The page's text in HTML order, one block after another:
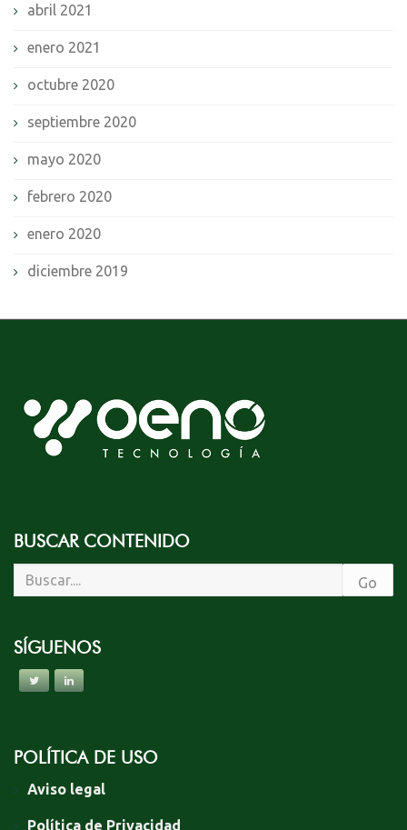
abril 2021
enero 2021
octubre 2020
septiembre 2020
mayo 2020
febrero 2020
enero 2020
diciembre 2019
BUSCAR CONTENIDO
SÍGUENOS
POLÍTICA DE USO
Aviso legal
Política de Privacidad